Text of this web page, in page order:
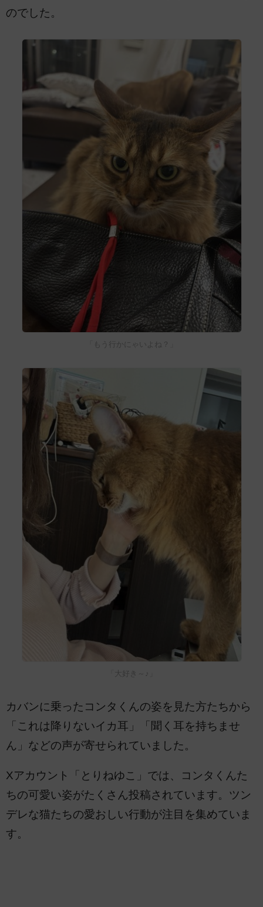
のでした。
「もう行かにゃいよね？」
「大好き～♪」
カバンに乗ったコンタくんの姿を見た方たちから
「これは降りないイカ耳」「聞く耳を持ちませ
ん」などの声が寄せられていました。
Xアカウント「とりねゆこ」では、コンタくんた
ちの可愛い姿がたくさん投稿されています。ツン
デレな猫たちの愛おしい行動が注目を集めていま
す。